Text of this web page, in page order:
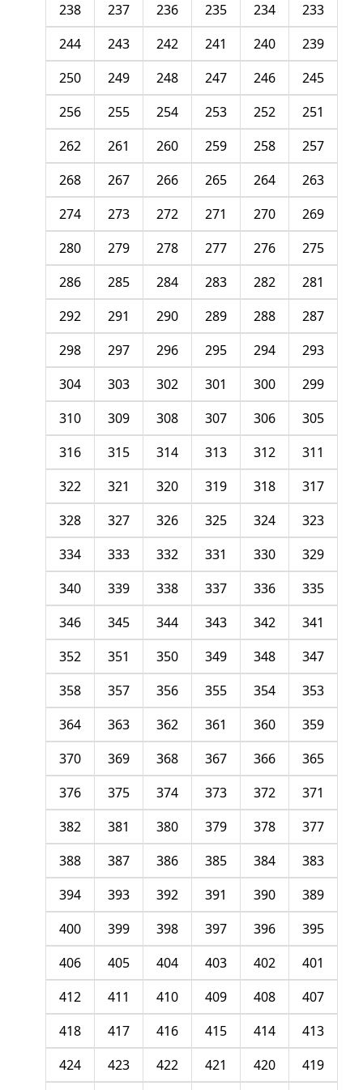
233
234
235
236
237
238
239
240
241
242
243
244
245
246
247
248
249
250
251
252
253
254
255
256
257
258
259
260
261
262
263
264
265
266
267
268
269
270
271
272
273
274
275
276
277
278
279
280
281
282
283
284
285
286
287
288
289
290
291
292
293
294
295
296
297
298
299
300
301
302
303
304
305
306
307
308
309
310
311
312
313
314
315
316
317
318
319
320
321
322
323
324
325
326
327
328
329
330
331
332
333
334
335
336
337
338
339
340
341
342
343
344
345
346
347
348
349
350
351
352
353
354
355
356
357
358
359
360
361
362
363
364
365
366
367
368
369
370
371
372
373
374
375
376
377
378
379
380
381
382
383
384
385
386
387
388
389
390
391
392
393
394
395
396
397
398
399
400
401
402
403
404
405
406
407
408
409
410
411
412
413
414
415
416
417
418
419
420
421
422
423
424